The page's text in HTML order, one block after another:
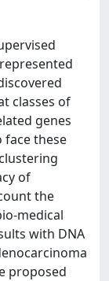
classes of
genes
face these
of
the
medical
with DNA
proposed